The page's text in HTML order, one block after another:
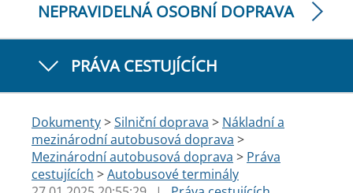
NEPRAVIDELNÁ OSOBNÍ DOPRAVA
PRÁVA CESTUJÍCÍCH
Dokumenty>Silniční doprava > Nákladní a
mezinárodní autobusová doprava >
Mezinárodní autobusová doprava > Práva
cestujících >Autobusové terminály